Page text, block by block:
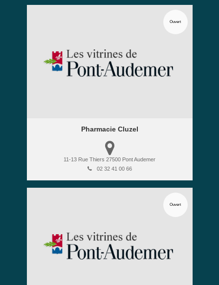
Pharmacie Cluzel
11-13 Rue Thiers 27500 Pont Audemer
02 32 41 00 66
Ouvert
Ouvert